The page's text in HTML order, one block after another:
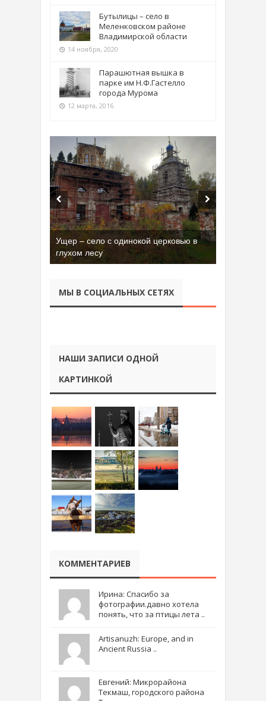
Бутылицы – село в
Меленковском районе
Владимирской области
14 ноября, 2020
Парашютная вышка в
парке им Н.Ф.Гастелло
города Мурома
12 марта, 2016
Ущер – село с одинокой церковью в
глухом лесу
МЫ В СОЦИАЛЬНЫХ СЕТЯХ
НАШИ ЗАПИСИ ОДНОЙ
КАРТИНКОЙ
КОММЕНТАРИЕВ
Ирина: Спасибо за
фотографии.давно хотела
понять, что за птицы лета ..
Artisanuzh: Europe, and in
Ancient Russia ..
Евгений: Микрорайона
Текмаш, городского района